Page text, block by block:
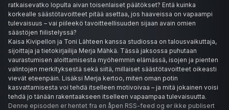
ratkaisevatko lopulta aivan toisenlaiset päätökset? Entä kuinka
korkealle säästötavoitteet pitää asettaa, jos haaveissa on vapaampi
tulevaisuus – vai piileekö tavoitteellisuuden sijaan avain omien
säästöjen fiilistelyssä?
Kaisa Kivipellon ja Toni Lähteen kanssa studiossa on talousvaikuttaja,
sijoittaja ja tietokirjailija Merja Mähkä. Tässä jaksossa puhutaan
vaurastumisen aloittamisesta myöhemmin elämässä, isojen ja pienten
valintojen merkityksestä sekä siitä, millaiset säästötavoitteet oikeasti
vievät eteenpäin. Lisäksi Merja kertoo, miten oman potin
kasvattamisesta voi tehdä itselleen motivoivaa – ja mitä jokainen voisi
tehdä jo tänään rakentaakseen itselleen vapaampaa tulevaisuutta.
Denne episoden er hentet fra en åpen RSS-feed og er ikke publisert